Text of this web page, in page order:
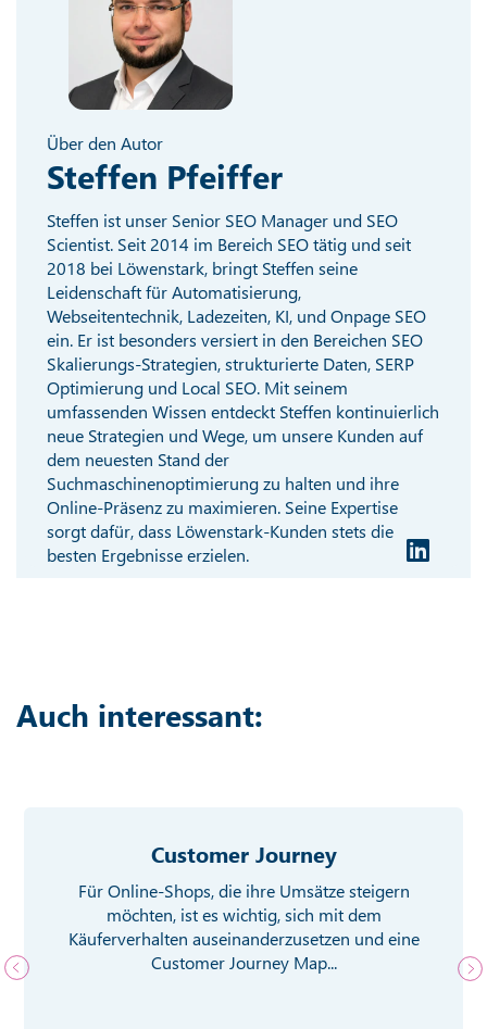
Über den Autor
Steffen Pfeiffer
Steffen ist unser Senior SEO Manager und SEO
Scientist. Seit 2014 im Bereich SEO tätig und seit
2018 bei Löwenstark, bringt Steffen seine
Leidenschaft für Automatisierung,
Webseitentechnik, Ladezeiten, KI, und Onpage SEO
ein. Er ist besonders versiert in den Bereichen SEO
Skalierungs-Strategien, strukturierte Daten, SERP
Optimierung und Local SEO. Mit seinem
umfassenden Wissen entdeckt Steffen kontinuierlich
neue Strategien und Wege, um unsere Kunden auf
dem neuesten Stand der
Suchmaschinenoptimierung zu halten und ihre
Online-Präsenz zu maximieren. Seine Expertise
sorgt dafür, dass Löwenstark-Kunden stets die
besten Ergebnisse erzielen.
Auch interessant:
Customer Journey
Für Online-Shops, die ihre Umsätze steigern
möchten, ist es wichtig, sich mit dem
Käuferverhalten auseinanderzusetzen und eine
Customer Journey Map...